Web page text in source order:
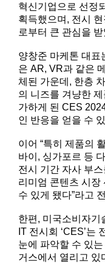
혁신기업으로 선정
획득했으며, 전시
로부터 큰 관심을 받
양창준 마케톤 대표
은 AR, VR과 같은
체된 가운데, 한층
의 니즈를 겨냥한
가하게 된 CES
인 반응을 얻을 수
이어 “특히 제품의
바이, 싱가포르 등
전시 기간 자사 부
리미엄 콘텐츠 시장
수 있게 됐다”라고
한편, 미국소비자기
IT 전시회 ‘CES’는
눈에 파악할 수 있
거스에서 열리고 있